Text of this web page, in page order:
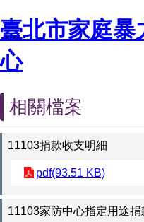
臺北市家庭暴
心
相關檔案
11103捐款收支明細
pdf(93.51 KB)
11103家防中心指定用途捐